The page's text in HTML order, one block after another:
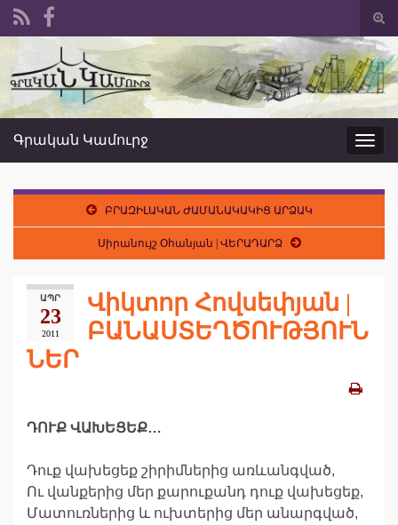
form
Search for:
Գրական Կամուրջ
ԲՐԱԶԻԼԱԿԱՆ ԺԱՄԱՆԱԿԱԿԻՑ ԱՐՁԱԿ
Սիրանույշ Օհանյան | ՎԵՐԱԴԱՐՁ
ԱՊՐ
23
2011
Վիկտոր Հովսեփյան |
ԲԱՆԱՍՏԵՂԾՈՒԹՅՈՒՆ
ՆԵՐ
ԴՈՒՔ ՎԱԽԵՑԵՔ…
Դուք վախեցեք շիրիմներից առևանգված,
Ու վանքերից մեր քարուքանդ դուք վախեցեք,
Մատուռներից և ուխտերից մեր անարգված,